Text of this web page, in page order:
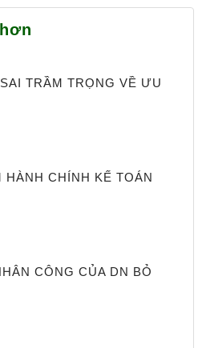
TRẦM TRỌNG VỀ ƯU
CHÍNH KẾ TOÁN
CÔNG CỦA DN BỎ